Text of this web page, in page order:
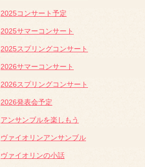
2025コンサート予定
2025サマーコンサート
2025スプリングコンサート
2026サマーコンサート
2026スプリングコンサート
2026発表会予定
アンサンブルを楽しもう
ヴァイオリンアンサンブル
ヴァイオリンの小話